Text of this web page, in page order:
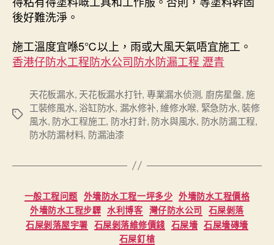
後好難洗淨。
施工溫度宜喺5℃以上，雨或大風天氣唔宜施工。
香港仔防水工程防水公司防水防漏工程 瀝青
Tags
天花板漏水, 天花板漏水打针, 專業漏水侦测, 廚房星盤,施
工裝修風水, 浴缸防水, 漏水修补,維修水喉, 緊急防水,裝修
風水, 防水工程施工, 防水打針, 防水與風水, 防水防漏工程,
防水防漏材料, 防漏油漆
Categories
一般工程问题 外墻防水工程一坪多少 外墻防水工程價格
外墻防水工程步驟 水利博客 灣仔防水公司 石屎剝落
石屎剝落屋宇署 石屎剝落維修價錢 石屎墻 石屎墻磚墻
石屎釘槍